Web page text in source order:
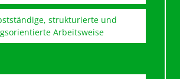
strukturierte und
Arbeitsweise